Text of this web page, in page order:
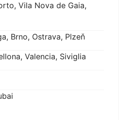
Vila Nova de Gaia,
Brno, Ostrava, Plzeň
Valencia, Siviglia